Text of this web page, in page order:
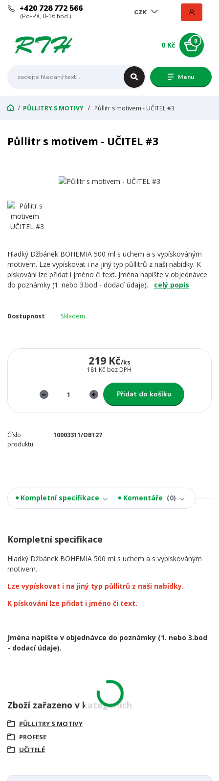
Menu
CZK
+420 728 772 566
(Po-Pá, 8-16 hod.)
0
0 Kč
PŮLLITRY S MOTIVY Půllitr s motivem - UČITEL #3
Půllitr s motivem - UČITEL #3
Hladký Džbánek BOHEMIA 500 ml s uchem a s vypískováným
motivem. Lze vypískovat i na jiný typ půllitrů z naši nabídky. K
pískování lze přidat i jméno či text. Jména napište v objednávce
do poznámky (1. nebo 3.bod - dodací údaje). celý popis
Dostupnost Skladem
219 Kč/ks
181 Kč bez DPH
Přidat do košíku
Číslo
produktu:
10003311/OB127
Kompletní specifikace Komentáře 0
Kompletní specifikace
Hladký Džbánek BOHEMIA 500 ml s uchem a s vypískováným
motivem.
Lze vypískovat i na jiný typ půllitrů z naši nabídky.
K pískování lze přidat i jméno či text.
Jména napište v objednávce do poznámky (1. nebo 3.bod
- dodací údaje).
Zboží zařazeno v kategoriích
PŮLLITRY S MOTIVY
PROFESE
UČITELÉ